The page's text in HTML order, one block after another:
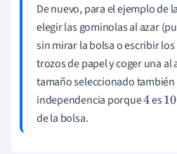
De nuevo, para el ejemplo de
elegir las gominolas al azar
sin mirar la bolsa o escribir
trozos de papel y coger una al
tamaño seleccionado
independencia porque4es10
de la bolsa.